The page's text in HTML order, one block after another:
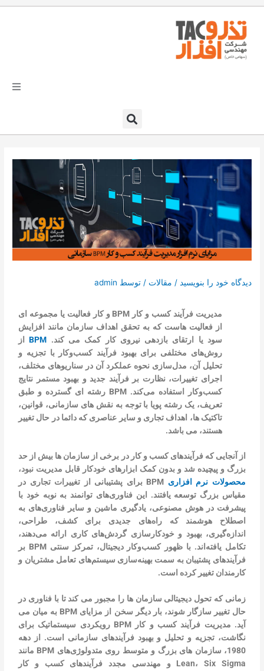
رفتن
راهکارهای تذروافزار در صنایع
خدمات و پشتیبانی
دعوت به همکاری
دیدگاه‌ خود را بنویسید / مقالات / توسط admin
مدیریت فرآیند کسب و کار BPM و کار فعالیت یا مجموعه ای
از فعالیت هاست که به تحقق اهداف سازمان مانند افزایش
سود یا ارتقای بازدهی نیروی کار کمک می کند. BPMاز
روش‌های مختلفی برای بهبود فرآیند کسب‌وکار با تجزیه و
تحلیل آن، مدل‌سازی نحوه عملکرد آن در سناریوهای مختلف،
اجرای تغییرات، نظارت بر فرآیند جدید و بهبود مستمر نتایج
کسب‌وکار استفاده می‌کند. BPM رشته ای گسترده و طبق
تعریف، یک رشته پویا با توجه به نقش های سازمانی، قوانین،
تاکتیک ها، اهداف تجاری و سایر عناصری که دائما در حال تغییر
هستند، می باشد.
از آنجایی که فرآیندهای کسب و کار در برخی از سازمان ها بیش از حد
بزرگ و پیچیده شد و بدون کمک ابزارهای خودکار قابل مدیریت نبود،
محصولات نرم افزاری
BPM برای پشتیبانی از تغییرات تجاری در
مقیاس بزرگ توسعه یافتند. این فناوری‌های توانمند به نوبه خود با
پیشرفت در هوش مصنوعی، یادگیری ماشین و سایر فناوری‌های به
اصطلاح هوشمند که راه‌های جدیدی برای کشف، طراحی،
اندازه‌گیری، بهبود و خودکارسازی گردش‌های کاری ارائه می‌دهند،
تکامل یافته‌اند. با ظهور کسب‌وکار دیجیتال، تمرکز سنتی BPM بر
فرآیندهای پشتیبان به سمت بهینه‌سازی سیستم‌های تعامل مشتریان و
کارمندان تغییر کرده است.
زمانی که تحول دیجیتالی سازمان ها را مجبور می کند تا با فناوری در
حال تغییر سازگار شوند، بار دیگر سخن از مزایای BPM به میان می
آید. مدیریت فرآیند کسب و کار BPM رویکردی سیستماتیک برای
نگاشت، تجزیه و تحلیل و بهبود فرآیندهای سازمانی است. از دهه
1980، سازمان های بزرگ و متوسط ​​روی متدولوژی‌های BPM مانند
Lean، Six Sigma و مهندسی مجدد فرآیندهای کسب و کار